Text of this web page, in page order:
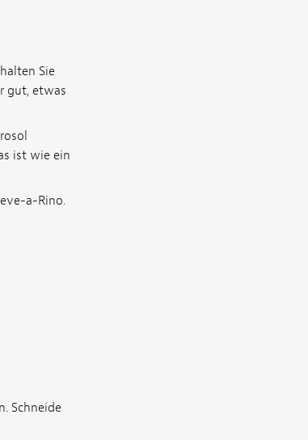
Sie
gut, etwas
ist wie ein
a-Rino.
Schneide